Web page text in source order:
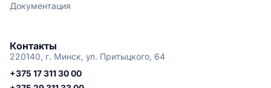
Документация
Контакты
220140, г. Минск, ул. Притыцкого, 64
+375 17 311 30 00